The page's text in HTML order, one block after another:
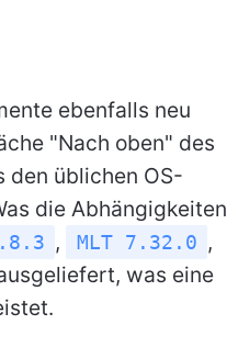
ebenfalls neu
"Nach oben" des
den üblichen OS-
die Abhängigkeiten
, MLT 7.32.0 ,
was eine